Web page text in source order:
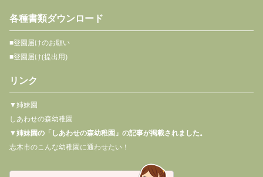
各種書類ダウンロード
■登園届けのお願い
■登園届け(提出用)
リンク
▼姉妹園
しあわせの森幼稚園
▼姉妹園の「しあわせの森幼稚園」の記事が掲載されました。
志木市のこんな幼稚園に通わせたい！